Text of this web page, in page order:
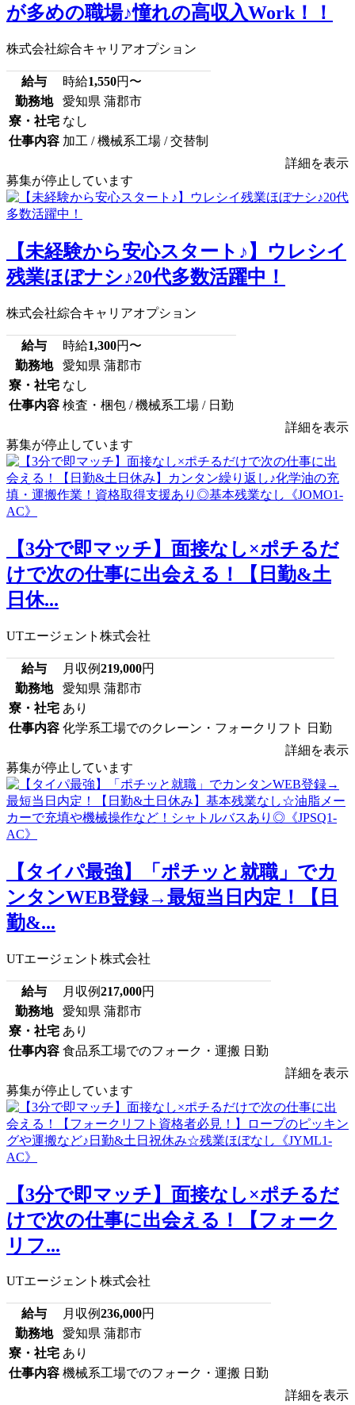
が多めの職場♪憧れの高収入Work！！
株式会社綜合キャリアオプション
給与 時給1,550円〜
勤務地
愛知県 蒲郡市
寮・社宅 なし
仕事内容 加工 / 機械系工場 / 交替制
詳細を表示
募集が停止しています
【未経験から安心スタート♪】ウレシイ
残業ほぼナシ♪20代多数活躍中！
株式会社綜合キャリアオプション
給与 時給1,300円〜
勤務地
愛知県 蒲郡市
寮・社宅 なし
仕事内容 検査・梱包 / 機械系工場 / 日勤
詳細を表示
募集が停止しています
【3分で即マッチ】面接なし×ポチるだ
けで次の仕事に出会える！【日勤&土
日休...
UTエージェント株式会社
給与 月収例219,000円
勤務地
愛知県 蒲郡市
寮・社宅 あり
仕事内容 化学系工場でのクレーン・フォークリフト 日勤
詳細を表示
募集が停止しています
【タイパ最強】「ポチッと就職」でカ
ンタンWEB登録→最短当日内定！【日
勤&...
UTエージェント株式会社
給与 月収例217,000円
勤務地
愛知県 蒲郡市
寮・社宅 あり
仕事内容 食品系工場でのフォーク・運搬 日勤
詳細を表示
募集が停止しています
【3分で即マッチ】面接なし×ポチるだ
けで次の仕事に出会える！【フォーク
リフ...
UTエージェント株式会社
給与 月収例236,000円
勤務地
愛知県 蒲郡市
寮・社宅 あり
仕事内容 機械系工場でのフォーク・運搬 日勤
詳細を表示